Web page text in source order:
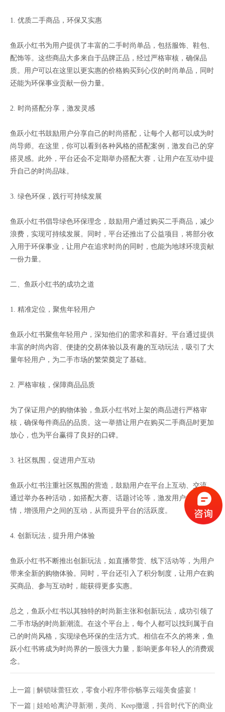
1. 优质二手商品，环保又实惠
鱼跃小红书为用户提供了丰富的二手时尚单品，包括服饰、鞋包、
配饰等。这些商品大多来自于品牌正品，经过严格审核，确保品
质。用户可以在这里以更实惠的价格购买到心仪的时尚单品，同时
还能为环保事业贡献一份力量。
2. 时尚搭配分享，激发灵感
鱼跃小红书鼓励用户分享自己的时尚搭配，让每个人都可以成为时
尚导师。在这里，你可以看到各种风格的搭配案例，激发自己的穿
搭灵感。此外，平台还会不定期举办搭配大赛，让用户在互动中提
升自己的时尚品味。
3. 绿色环保，践行可持续发展
鱼跃小红书倡导绿色环保理念，鼓励用户通过购买二手商品，减少
浪费，实现可持续发展。同时，平台还推出了公益项目，将部分收
入用于环保事业，让用户在追求时尚的同时，也能为地球环境贡献
一份力量。
二、鱼跃小红书的成功之道
1. 精准定位，聚焦年轻用户
鱼跃小红书聚焦年轻用户，深知他们的需求和喜好。平台通过提供
丰富的时尚内容、便捷的交易体验以及有趣的互动玩法，吸引了大
量年轻用户，为二手市场的繁荣奠定了基础。
2. 严格审核，保障商品品质
为了保证用户的购物体验，鱼跃小红书对上架的商品进行严格审
核，确保每件商品的品质。这一举措让用户在购买二手商品时更加
放心，也为平台赢得了良好的口碑。
3. 社区氛围，促进用户互动
鱼跃小红书注重社区氛围的营造，鼓励用户在平台上互动、交流。
通过举办各种活动，如搭配大赛、话题讨论等，激发用户的参与热
情，增强用户之间的互动，从而提升平台的活跃度。
4. 创新玩法，提升用户体验
鱼跃小红书不断推出创新玩法，如直播带货、线下活动等，为用户
带来全新的购物体验。同时，平台还引入了积分制度，让用户在购
买商品、参与互动时，能获得更多实惠。
总之，鱼跃小红书以其独特的时尚新主张和创新玩法，成功引领了
二手市场的时尚新潮流。在这个平台上，每个人都可以找到属于自
己的时尚风格，实现绿色环保的生活方式。相信在不久的将来，鱼
跃小红书将成为时尚界的一股强大力量，影响更多年轻人的消费观
念。
上一篇 | 解锁味蕾狂欢，零食小程序带你畅享云端美食盛宴！
下一篇 | 娃哈哈离沪寻新潮，美尚、Keep撤退，抖音时代下的商业